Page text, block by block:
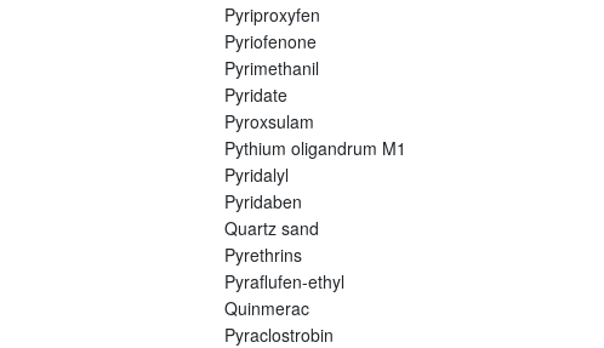
Pyriproxyfen
Pyriofenone
Pyrimethanil
Pyridate
Pyroxsulam
Pythium oligandrum M1
Pyridalyl
Pyridaben
Quartz sand
Pyrethrins
Pyraflufen-ethyl
Quinmerac
Pyraclostrobin